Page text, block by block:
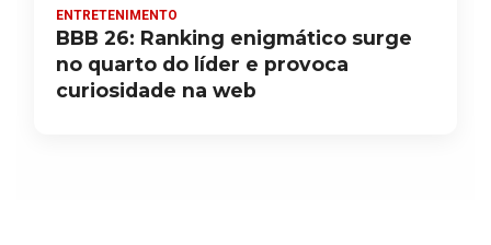
ENTRETENIMENTO
BBB 26: Ranking enigmático surge
no quarto do líder e provoca
curiosidade na web